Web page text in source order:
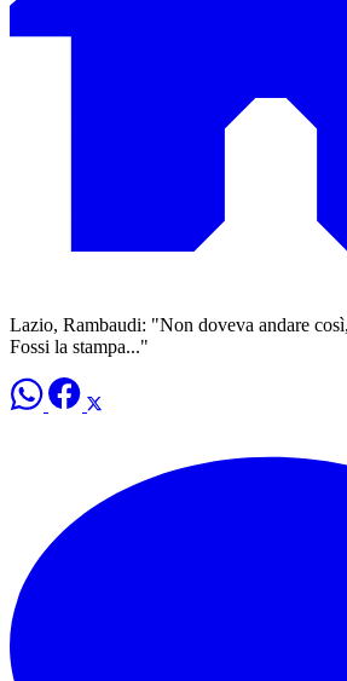
Lazio, Rambaudi: "Non doveva andare
Fossi la stampa..."